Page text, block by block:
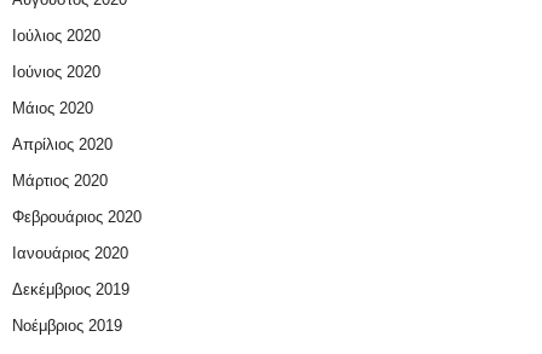
Ιούλιος 2020
Ιούνιος 2020
Μάιος 2020
Απρίλιος 2020
Μάρτιος 2020
Φεβρουάριος 2020
Ιανουάριος 2020
Δεκέμβριος 2019
Νοέμβριος 2019